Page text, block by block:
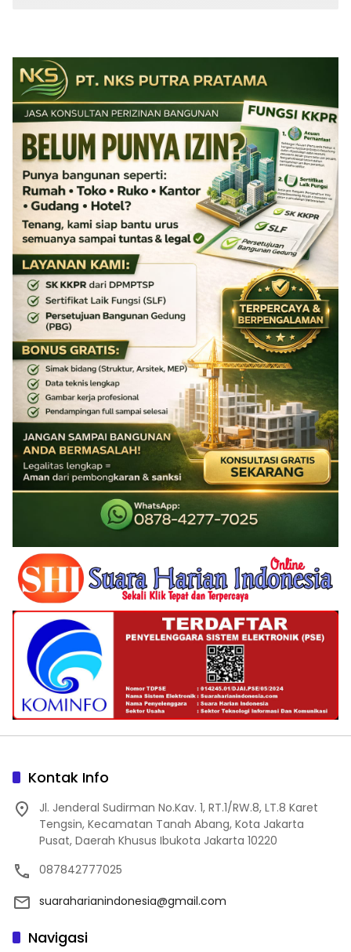
Kontak Info
Jl. Jenderal Sudirman No.Kav. 1, RT.1/RW.8, LT.8 Karet
Tengsin, Kecamatan Tanah Abang, Kota Jakarta
Pusat, Daerah Khusus Ibukota Jakarta 10220
087842777025
suaraharianindonesia@gmail.com
Navigasi